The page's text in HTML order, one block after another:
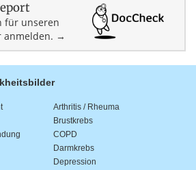
für unseren
anmelden. →
Arthritis / Rheuma
Brustkrebs
COPD
Darmkrebs
Depression